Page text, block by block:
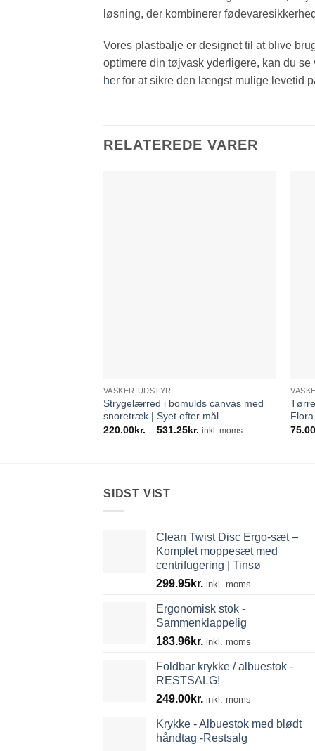
løsning, der kombinerer
Vores plastbalje er designet til at blive
optimere din tøjvask yderligere, kan du
her for at sikre den længst mulige levetid
RELATEREDE VARER
VASKERIUDSTYR
Strygelærred i bomulds canvas med
snoretræk | Syet efter mål
220.00kr. – 531.25kr.Prisinterval:
inkl. moms
SIDST VIST
Clean Twist Disc Ergo-sæt –
Komplet moppesæt med
centrifugering | Tinsø
299.95kr. inkl. moms
Ergonomisk stok -
Sammenklappelig
183.96kr. inkl. moms
Foldbar krykke / albuestok -
RESTSALG!
249.00kr. inkl. moms
Krykke - Albuestok med blødt
håndtag -Restsalg